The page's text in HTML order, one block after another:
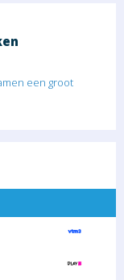
een groot
haar zoektocht...